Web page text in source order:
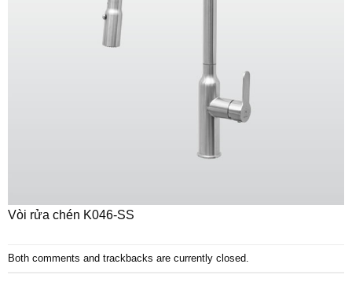
Vòi rửa chén K046-SS
Both comments and trackbacks are currently closed.